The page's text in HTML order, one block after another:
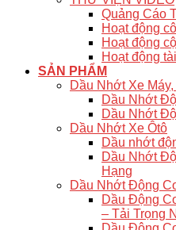
Quảng Cáo
Hoạt động
Hoạt động
Hoạt động
SẢN PHẨM
Dầu Nhớt Xe
Dầu Nhớt
Dầu Nhớt
Dầu Nhớt Xe Ôtô
Dầu nhớt
Dầu Nhớt
Hạng
Dầu Nhớt Động
Dầu Động
– Tải Trọng